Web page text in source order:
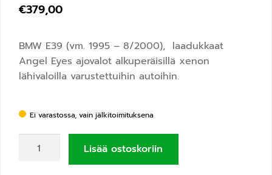
€379,00
BMW E39 (vm. 1995 – 8/2000), laadukkaat
Angel Eyes ajovalot alkuperäisillä xenon
lähivaloilla varustettuihin autoihin.
Ei varastossa, vain jälkitoimituksena
Lisää ostoskoriin